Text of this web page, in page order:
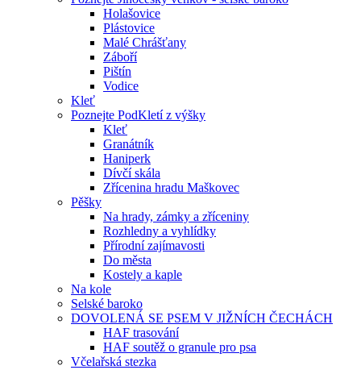
Holašovice
Plástovice
Malé Chrášťany
Záboří
Pištín
Vodice
Kleť
Poznejte PodKletí z výšky
Kleť
Granátník
Haniperk
Dívčí skála
Zřícenina hradu Maškovec
Pěšky
Na hrady, zámky a zříceniny
Rozhledny a vyhlídky
Přírodní zajímavosti
Do města
Kostely a kaple
Na kole
Selské baroko
DOVOLENÁ SE PSEM V JIŽNÍCH ČECHÁCH
HAF trasování
HAF soutěž o granule pro psa
Včelařská stezka